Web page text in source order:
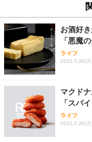
お酒好
「悪魔
ライフ
2025.5.26(
マクド
「スパ
ライフ
2025.5.26(